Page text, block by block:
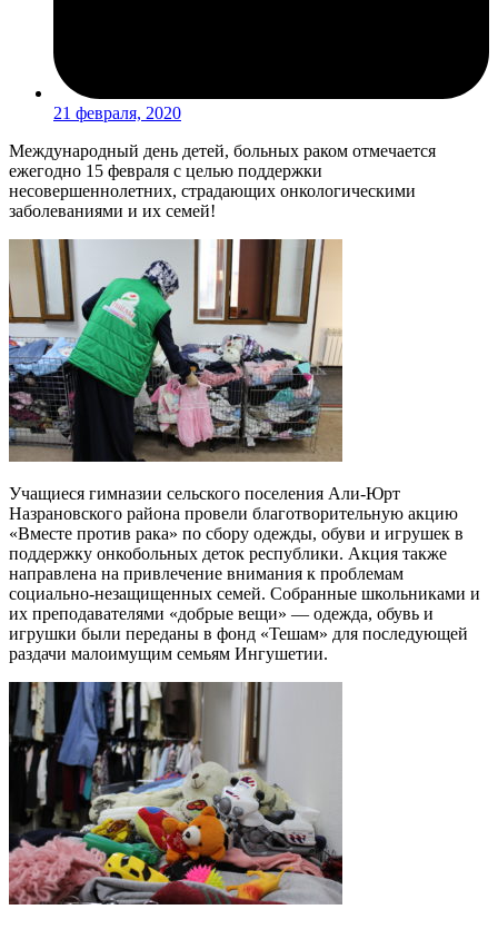
21 февраля, 2020
Международный день детей, больных раком отмечается
ежегодно 15 февраля с целью поддержки
несовершеннолетних, страдающих онкологическими
заболеваниями и их семей!
Учащиеся гимназии сельского поселения Али-Юрт
Назрановского района провели благотворительную акцию
«Вместе против рака» по сбору одежды, обуви и игрушек в
поддержку онкобольных деток республики. Акция также
направлена на привлечение внимания к проблемам
социально-незащищенных семей. Собранные школьниками и
их преподавателями «добрые вещи» — одежда, обувь и
игрушки были переданы в фонд «Тешам» для последующей
раздачи малоимущим семьям Ингушетии.